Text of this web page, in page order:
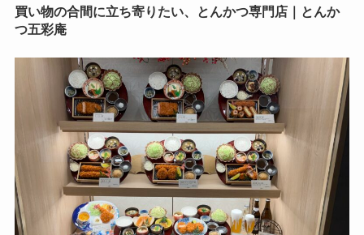
買い物の合間に立ち寄りたい、とんかつ専門店｜とんか
つ五彩庵